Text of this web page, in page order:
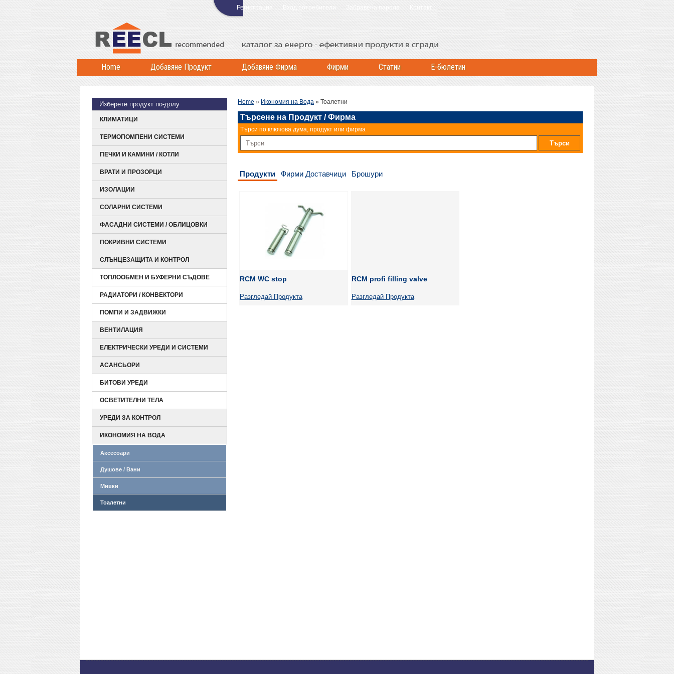
Регистрация Вход потребители Забравена парола Контакт
Home Добавяне Продукт Добавяне Фирма Фирми Статии Е-бюлетин
Изберете продукт по-долу
КЛИМАТИЦИ
ТЕРМОПОМПЕНИ СИСТЕМИ
ПЕЧКИ И КАМИНИ / КОТЛИ
ВРАТИ И ПРОЗОРЦИ
ИЗОЛАЦИИ
СОЛАРНИ СИСТЕМИ
ФАСАДНИ СИСТЕМИ / ОБЛИЦОВКИ
ПОКРИВНИ СИСТЕМИ
СЛЪНЦЕЗАЩИТА И КОНТРОЛ
ТОПЛООБМЕН И БУФЕРНИ СЪДОВЕ
РАДИАТОРИ / КОНВЕКТОРИ
ПОМПИ И ЗАДВИЖКИ
ВЕНТИЛАЦИЯ
ЕЛЕКТРИЧЕСКИ УРЕДИ И СИСТЕМИ
АСАНСЬОРИ
БИТОВИ УРЕДИ
ОСВЕТИТЕЛНИ ТЕЛА
УРЕДИ ЗА КОНТРОЛ
ИКОНОМИЯ НА ВОДА
Аксесоари
Душове / Вани
Мивки
Тоалетни
Home » Икономия на Вода » Тоалетни
Търсене на Продукт / Фирма
Търси по ключова дума, продукт или фирма
Продукти Фирми Доставчици Брошури
RCM WC stop
Разгледай Продукта
RCM profi filling valve
Разгледай Продукта